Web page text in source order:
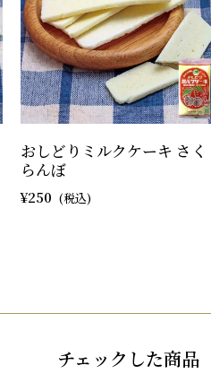
おしどりミルクケーキ さく
らんぼ
250
チェックした商品